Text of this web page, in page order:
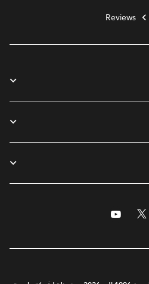
Reviews
Twitter